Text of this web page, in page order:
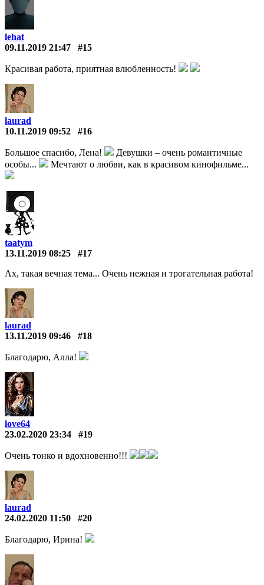
lehat
09.11.2019 21:47
#15
Красивая работа, приятная влюбленность!
laurad
10.11.2019 09:52
#16
Большое спасибо, Лена!
Девушки – очень романтичные
особы...
Мечтают о любви, как в красивом кинофильме...
taatym
13.11.2019 08:25
#17
Ах, такая вечная тема... Очень нежная и трогательная работа!
laurad
13.11.2019 09:46
#18
Благодарю, Алла!
love64
23.02.2020 23:34
#19
Очень тонко и вдохновенно!!!
laurad
24.02.2020 11:50
#20
Благодарю, Ирина!